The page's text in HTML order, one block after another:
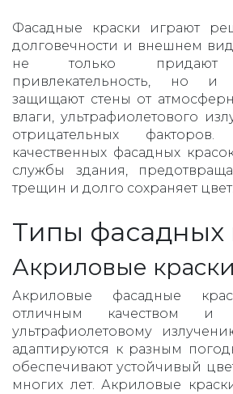
Фасадные краски играют
долговечности и внешнем
не только придают
привлекательность, но и
защищают стены от
влаги, ультрафиолетового
отрицательных факторов.
качественных фасадных
службы здания,
трещин и долго сохраняет цвет.
Типы фасадных
Акриловые краски
Акриловые фасадные
отличным качеством и
ультрафиолетовому
адаптируются к разным
обеспечивают устойчивый
многих лет. Акриловые